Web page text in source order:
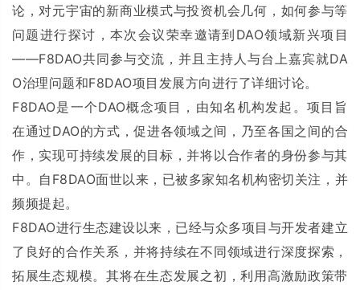
论，对元宇宙的新商业模式与投资机会几何，如何参与等
问题进行探讨，本次会议荣幸邀请到DAO领域新兴项目
——F8DAO共同参与交流，并且主持人与台上嘉宾就DA
O治理问题和F8DAO项目发展方向进行了详细讨论。
F8DAO是一个DAO概念项目，由知名机构发起。项目旨
在通过DAO的方式，促进各领域之间，乃至各国之间的合
作，实现可持续发展的目标，并将以合作者的身份参与其
中。自F8DAO面世以来，已被多家知名机构密切关注，并
频频提起。
F8DAO进行生态建设以来，已经与众多项目与开发者建立
了良好的合作关系，并将持续在不同领域进行深度探索，
拓展生态规模。其将在生态发展之初，利用高激励政策带